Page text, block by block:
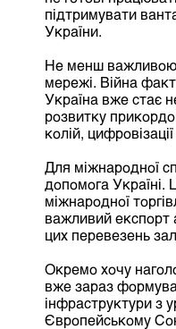
підтримувати
України.
Не менш важливою є
мережі. Війна
Україна вже стає
розвитку
колій,
Для міжнародної
допомога Україні.
міжнародної
важливий експорт
цих перевезень
Окремо хочу
вже зараз
інфраструктури з
Європейському